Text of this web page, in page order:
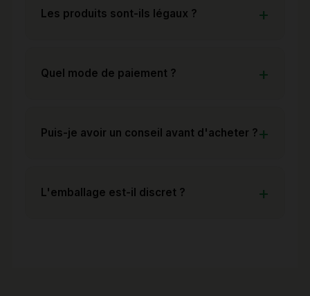
Les produits sont-ils légaux ?
Quel mode de paiement ?
Puis-je avoir un conseil avant d'acheter ?
L'emballage est-il discret ?